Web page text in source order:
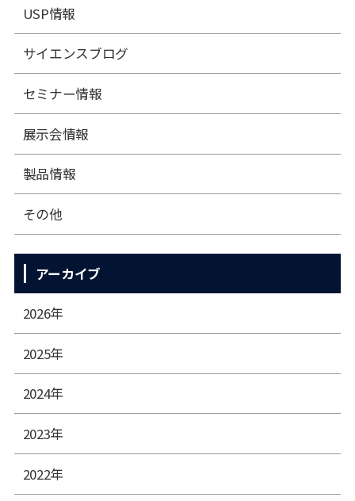
USP情報
サイエンスブログ
セミナー情報
展⽰会情報
製品情報
その他
アーカイブ
2026年
2025年
2024年
2023年
2022年